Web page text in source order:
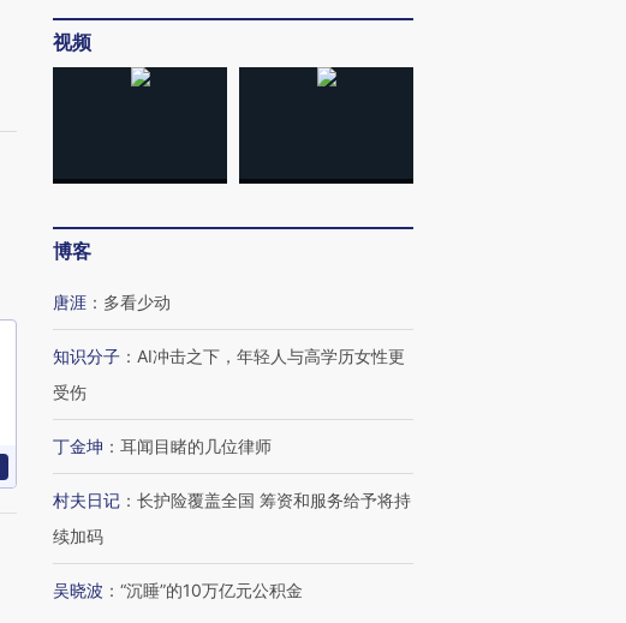
视频
博客
唐涯 ： 多看少动
知识分子 ： AI冲击之下，年轻人与高学历女性更
受伤
丁金坤 ： 耳闻目睹的几位律师
村夫日记 ： 长护险覆盖全国 筹资和服务给予将持
续加码
吴晓波 ： “沉睡”的10万亿元公积金